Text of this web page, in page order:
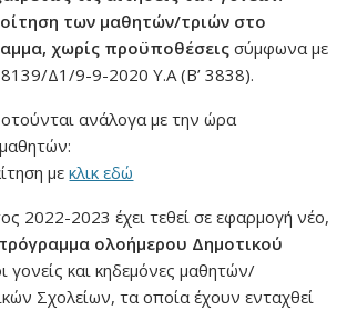
των μαθητών/τριών στο
χωρίς προϋποθέσειςσύμφωνα με
Δ1/9-9-2020 Υ.Α (Β’ 3838).
ανάλογα με την ώρα
μεκλικ εδώ
2022-2023 έχει τεθεί σε εφαρμογή νέο,
ολοήμερου Δημοτικού
γονείς και κηδεμόνες μαθητών/
Σχολείων, τα οποία έχουν ενταχθεί